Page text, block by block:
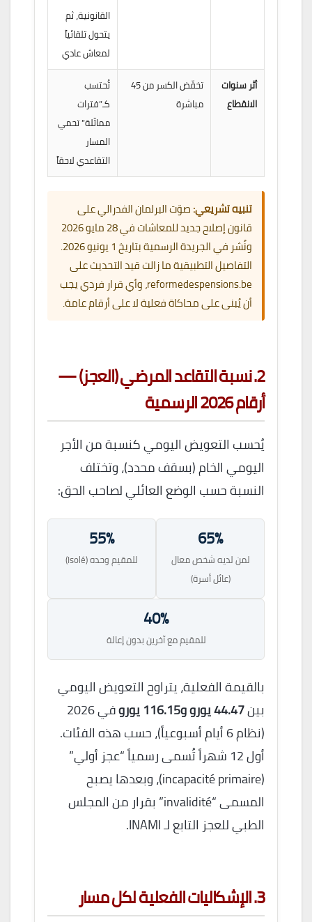
القانونية، ثم
يتحول تلقائياً
لمعاش عادي
أثر سنوات
الانقطاع
تخفّض الكسر من 45
مباشرة
تُحتسب
كـ”فترات
مماثَلة” تحمي
المسار
التقاعدي لاحقاً
تنبيه تشريعي:صوّت البرلمان الفدرالي على
قانون إصلاح جديد للمعاشات في 28 مايو 2026
ونُشر في الجريدة الرسمية بتاريخ 1 يونيو 2026.
التفاصيل التطبيقية ما زالت قيد التحديث على
reformedespensions.be، وأي قرار فردي يجب
أن يُبنى على محاكاة فعلية لا على أرقام عامة.
2. نسبة التقاعد المرضي (العجز) —
أرقام 2026 الرسمية
يُحسب التعويض اليومي كنسبة من الأجر
اليومي الخام (بسقف محدد)، وتختلف
النسبة حسب الوضع العائلي لصاحب الحق:
65%
لمن لديه شخص معال
(عائل أسرة)
55%
للمقيم وحده (Isolé)
40%
للمقيم مع آخرين بدون إعالة
بالقيمة الفعلية، يتراوح التعويض اليومي
بين44.47 يورو و116.15 يورو
في 2026
(نظام 6 أيام أسبوعياً)، حسب هذه الفئات.
أول 12 شهراً تُسمى رسمياً “عجز أولي”
(incapacité primaire)، وبعدها يصبح
المسمى “invalidité” بقرار من المجلس
الطبي للعجز التابع لـ INAMI.
3. الإشكاليات الفعلية لكل مسار